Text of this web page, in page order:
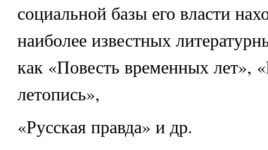
социальной базы его власти
наиболее известных
как «Повесть временных лет»,
летопись»,
«Русская правда» и др.